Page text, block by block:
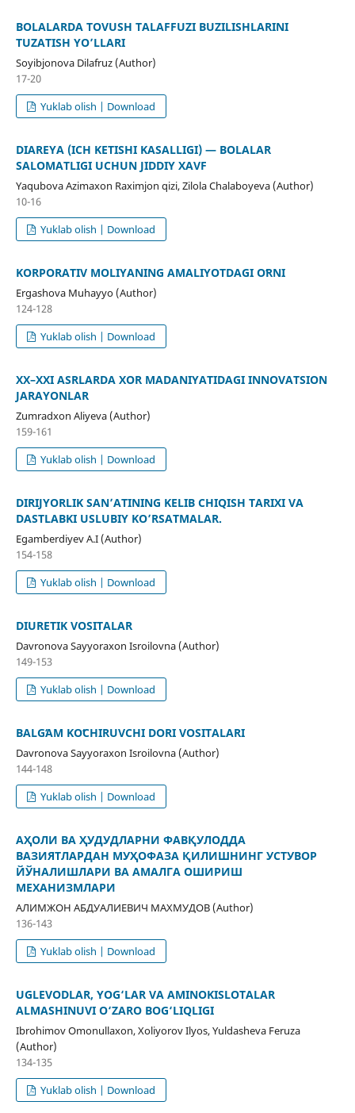
BOLALARDA TOVUSH TALAFFUZI BUZILISHLARINI
TUZATISH YO’LLARI
Soyibjonova Dilafruz (Author)
17-20
Yuklab olish | Download
DIAREYA (ICH KETISHI KASALLIGI) — BOLALAR
SALOMATLIGI UCHUN JIDDIY XAVF
Yaqubova Azimaxon Raximjon qizi, Zilola Chalaboyeva (Author)
10-16
Yuklab olish | Download
KORPORATIV MOLIYANING AMALIYOTDAGI OʻRNI
Ergashova Muhayyo (Author)
124-128
Yuklab olish | Download
XX–XXI ASRLARDA XOR MADANIYATIDAGI INNOVATSION
JARAYONLAR
Zumradxon Aliyeva (Author)
159-161
Yuklab olish | Download
DIRIJYORLIK SAN’ATINING KELIB CHIQISH TARIXI VA
DASTLABKI USLUBIY KO’RSATMALAR.
Egamberdiyev A.I (Author)
154-158
Yuklab olish | Download
DIURETIK VOSITALAR
Davronova Sayyoraxon Isroilovna (Author)
149-153
Yuklab olish | Download
BALGʻAM KOʻCHIRUVCHI DORI VOSITALARI
Davronova Sayyoraxon Isroilovna (Author)
144-148
Yuklab olish | Download
АҲОЛИ ВА ҲУДУДЛАРНИ ФАВҚУЛОДДА
ВАЗИЯТЛАРДАН МУҲОФАЗА ҚИЛИШНИНГ УСТУВОР
ЙЎНАЛИШЛАРИ ВА АМАЛГА ОШИРИШ
МЕХАНИЗМЛАРИ
АЛИМЖОН АБДУАЛИЕВИЧ МАХМУДОВ (Author)
136-143
Yuklab olish | Download
UGLEVODLAR, YOG‘LAR VA AMINOKISLOTALAR
ALMASHINUVI O‘ZARO BOG‘LIQLIGI
Ibrohimov Omonullaxon, Xoliyorov Ilyos, Yuldasheva Feruza
(Author)
134-135
Yuklab olish | Download